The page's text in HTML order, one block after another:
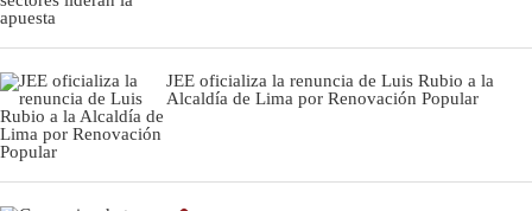
JEE oficializa la renuncia de Luis Rubio a la
Alcaldía de Lima por Renovación Popular